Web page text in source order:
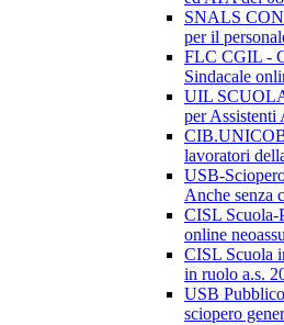
SNALS
per il
FLC CGIL -
Sindacale
UIL
per Assistenti
lavoratori
USB-
Anche senza
CISL Scuola-
online
CISL Scuola
in ruolo a.s.
USB
sciopero